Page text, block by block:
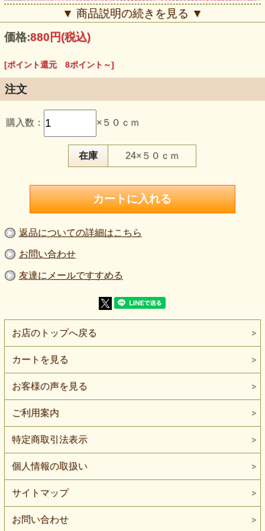
この生地のおすすめポイント
・麻37％混の、さらりとしたやや薄手ニットです。
・やや粗めの編み地で、通気性よく軽やかに着られます。
・赤系の明るさがあり、あたたかみのある印象です。
・ヨコに伸び、トップスやチュニックにもおすすめです。
・160cm巾の広幅で、軽い羽織りものにも使いやすいです。
【品 番】g1375
【商品名】ピンチェック 麻混ニット 赤
【価 格】800円＋消費税
【素 材】ポリエステル：63％、麻：37％
【販売単位】50cm単位になります。
【生地の厚さ】やや薄手
【生地の硬さ】柔らかめですが、柔らかすぎる生地ではあり
ません。
【伸縮性】ヨコ方向に伸びます。
【ネコポス】2mまで対応できます。
麻を37％混ぜた、やや薄手のピンチェック麻混ニットです。
細かな赤系の色が全体に入り、遠目には淡い無地のようにも
春夏のトップスやチュニック、軽い羽織りものなどにおすす
めです。
編み地はやや粗めで、ところどころに空気を含むような軽や
かな表情があります。
そのため通気性がよく、暑い時季にも取り入れやすい素材で
す。
さらりとした手触りで、麻混らしいナチュラルな雰囲気も感
じられます。
生地はやや薄手で、透け感があります。
粗めの編み地による軽やかさが魅力ですが、トップスやチュ
ニックに使う場合は、インナーとの組み合わせをおすすめし
のにするのもよさそうです。
風合いは柔らかめですが、柔らかすぎて頼りない感じではあ
りません。
ヨコ方向に伸びるため、体の動きになじみやすく、ゆったり
したカットソーやチュニックなど、普段着づくりにも使いや
すいニット生地です。
▼ 商品説明の続きを見る ▼
価格:880円(税込)
[ポイント還元 8ポイント～]
注文
購入数： ×５０ｃｍ
在庫 24×５０ｃｍ
返品についての詳細はこちら
お問い合わせ
友達にメールですすめる
お店のトップへ戻る
カートを見る
お客様の声を見る
ご利用案内
特定商取引法表示
個人情報の取扱い
サイトマップ
お問い合わせ